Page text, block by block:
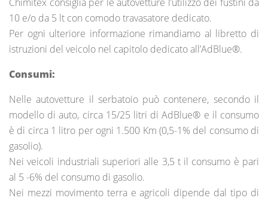
10 e/o da 5 lt con comodo travasatore dedicato.
Per ogni ulteriore informazione rimandiamo al libretto di
istruzioni del veicolo nel capitolo dedicato all’AdBlue®.
Consumi:
Nelle autovetture il serbatoio può contenere, secondo il
modello di auto, circa 15/25 litri di AdBlue® e il consumo
è di circa 1 litro per ogni 1.500 Km (0,5-1% del consumo di
gasolio).
Nei veicoli industriali superiori alle 3,5 t il consumo è pari
al 5 -6% del consumo di gasolio.
Nei mezzi movimento terra e agricoli dipende dal tipo di